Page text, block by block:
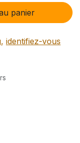
panier
identifiez-vous